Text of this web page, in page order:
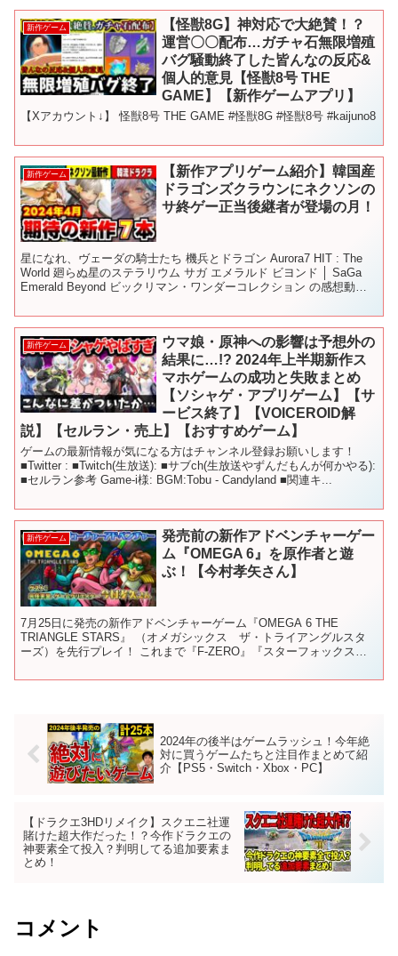
新作ゲーム
【怪獣8G】神対応で大絶賛！？
運営〇〇配布…ガチャ石無限増殖
バグ騒動終了した皆んなの反応&
個人的意見【怪獣8号 THE
GAME】【新作ゲームアプリ】
【Xアカウント↓】 怪獣8号 THE GAME #怪獣8G #怪獣8号 #kaijuno8
新作ゲーム
【新作アプリゲーム紹介】韓国産
ドラゴンズクラウンにネクソンの
サ終ゲー正当後継者が登場の月！
星になれ、ヴェーダの騎士たち 機兵とドラゴン Aurora7 HIT : The
World 廻らぬ星のステラリウム サガ エメラルド ビヨンド │ SaGa
Emerald Beyond ビックリマン・ワンダーコレクション の感想動画
新作ゲーム
ウマ娘・原神への影響は予想外の
結果に…!? 2024年上半期新作ス
マホゲームの成功と失敗まとめ
【ソシャゲ・アプリゲーム】【サ
ービス終了】【VOICEROID解
説】【セルラン・売上】【おすすめゲーム】
ゲームの最新情報が気になる方はチャンネル登録お願いします！
■Twitter : ■Twitch(生放送): ■サブch(生放送やずんだもんが何かやる):
■セルラン参考 Game-i様: BGM:Tobu - Candyland ■関連キ...
新作ゲーム
発売前の新作アドベンチャーゲー
ム『OMEGA 6』を原作者と遊
ぶ！【今村孝矢さん】
7月25日に発売の新作アドベンチャーゲーム『OMEGA 6 THE
TRIANGLE STARS』 （オメガシックス ザ・トライアングルスタ
ーズ）を先行プレイ！ これまで『F-ZERO』『スターフォックス』
2024年の後半はゲームラッシュ！今年絶
対に買うゲームたちと注目作まとめて紹
介【PS5・Switch・Xbox・PC】
【ドラクエ3HDリメイク】スクエニ社運
賭けた超大作だった！？今作ドラクエの
神要素全て投入？判明してる追加要素ま
とめ！
コメント